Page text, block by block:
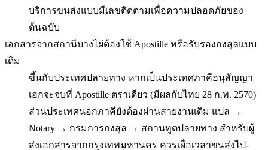
บริการขนส่งแบบมีเลขติดตามเพื่อความปลอดภัยของ
ต้นฉบับ
เอกสารจากสถานีบางไผ่ต้องใช้ Apostille หรือรับรองกงสุลแบบ
เดิม
ขึ้นกับประเทศปลายทาง หากเป็นประเทศภาคีอนุสัญญา
เฮกจะจบที่ Apostille ตราเดียว (มีผลกับไทย 28 ก.พ. 2570)
ส่วนประเทศนอกภาคียังต้องผ่านสายงานเดิม แปล →
Notary → กรมการกงสุล → สถานทูตปลายทาง สำหรับผู้
ส่งเอกสารจากกรุงเทพมหานคร ควรเผื่อเวลาขนส่งไป-